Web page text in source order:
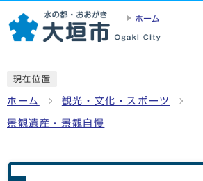
ホーム
現在位置
ホーム 観光・文化・スポーツ
景観遺産・景観自慢